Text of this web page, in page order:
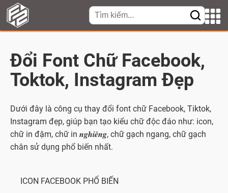
Đổi Font Chữ Facebook,
Toktok, Instagram Đẹp
Dưới đây là công cụ thay đổi font chữ Facebook, Tiktok,
Instagram đẹp, giúp bạn tạo kiểu chữ độc đáo như: icon,
chữ in đậm, chữ in 𝒏𝒈𝒉𝒊𝒆̂𝒏𝒈, chữ gạch ngang, chữ gạch
chân sử dụng phổ biến nhất.
ICON FACEBOOK PHỔ BIẾN